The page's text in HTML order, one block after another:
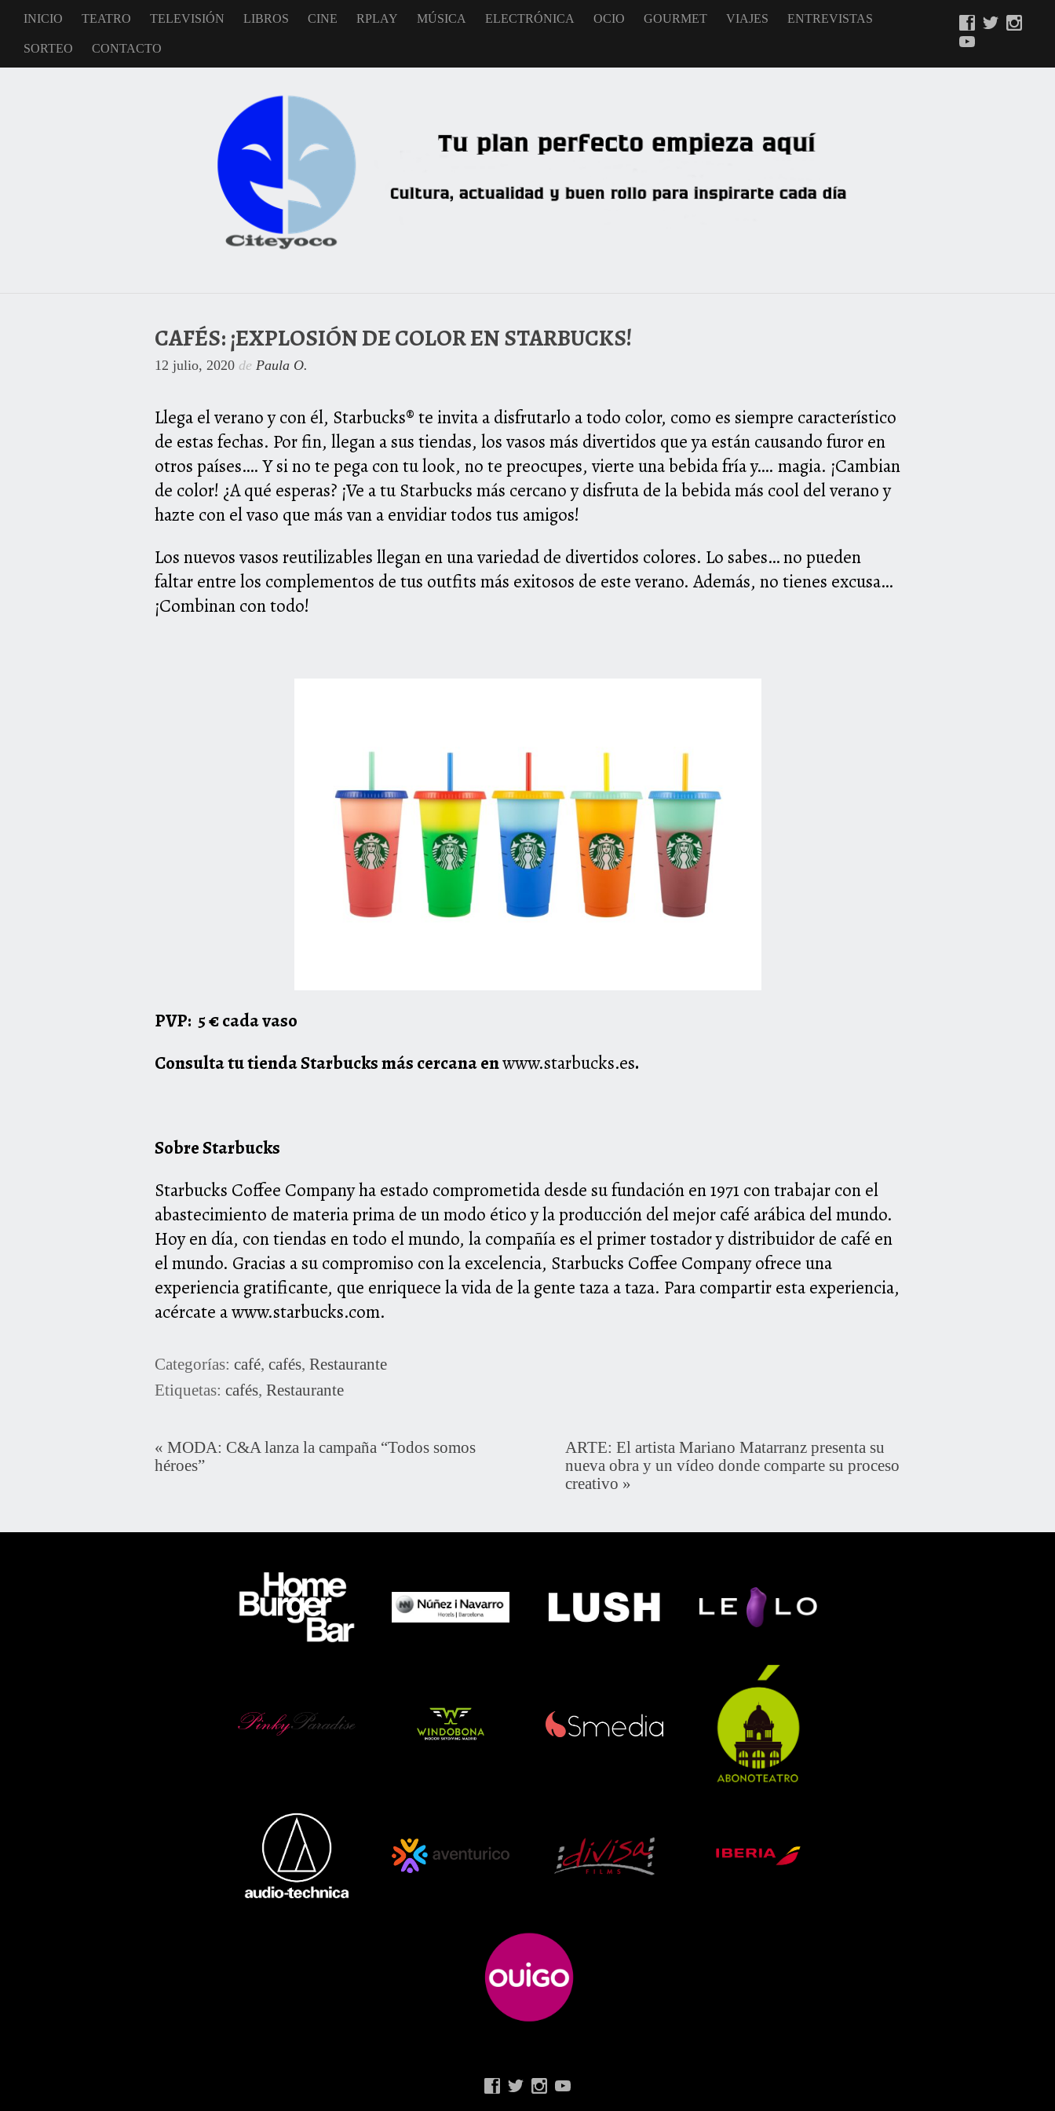
INICIO TEATRO TELEVISIÓN LIBROS CINE RPLAY MÚSICA ELECTRÓNICA OCIO GOURMET VIAJES ENTREVISTAS
SORTEO CONTACTO
CAFÉS: ¡EXPLOSIÓN DE COLOR EN STARBUCKS!
12 julio, 2020 de Paula O.
Llega el verano y con él, Starbucks® te invita a disfrutarlo a todo color, como es siempre característico
de estas fechas. Por fin, llegan a sus tiendas, los vasos más divertidos que ya están causando furor en
otros países…. Y si no te pega con tu look, no te preocupes, vierte una bebida fría y…. magia. ¡Cambian
de color! ¿A qué esperas? ¡Ve a tu Starbucks más cercano y disfruta de la bebida más cool del verano y
hazte con el vaso que más van a envidiar todos tus amigos!
Los nuevos vasos reutilizables llegan en una variedad de divertidos colores. Lo sabes… no pueden
faltar entre los complementos de tus outfits más exitosos de este verano. Además, no tienes excusa…
¡Combinan con todo!
PVP: 5 € cada vaso
Consulta tu tienda Starbucks más cercana enwww.starbucks.es.
Sobre Starbucks
Starbucks Coffee Company ha estado comprometida desde su fundación en 1971 con trabajar con el
abastecimiento de materia prima de un modo ético y la producción del mejor café arábica del mundo.
Hoy en día, con tiendas en todo el mundo, la compañía es el primer tostador y distribuidor de café en
el mundo. Gracias a su compromiso con la excelencia, Starbucks Coffee Company ofrece una
experiencia gratificante, que enriquece la vida de la gente taza a taza. Para compartir esta experiencia,
acércate awww.starbucks.com.
Categorías: café, cafés, Restaurante
Etiquetas: cafés, Restaurante
« MODA: C&A lanza la campaña “Todos somos
héroes”
ARTE: El artista Mariano Matarranz presenta su
nueva obra y un vídeo donde comparte su proceso
creativo »